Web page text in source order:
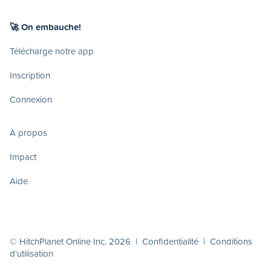
🚀 On embauche!
Télécharge notre app
Inscription
Connexion
À propos
Impact
Aide
© HitchPlanet Online Inc. 2026 | Confidentialité | Conditions
d'utilisation